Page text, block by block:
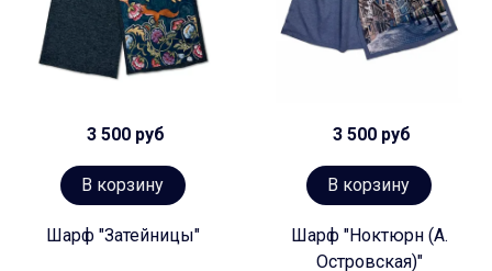
3 500 руб
В корзину
Шарф "Затейницы"
3 500 руб
В корзину
Шарф "Ноктюрн (А.
Островская)"